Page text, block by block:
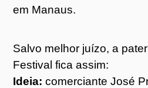
em Manaus.
Salvo melhor juízo, a
Festival fica assim:
Ideia: comerciante José